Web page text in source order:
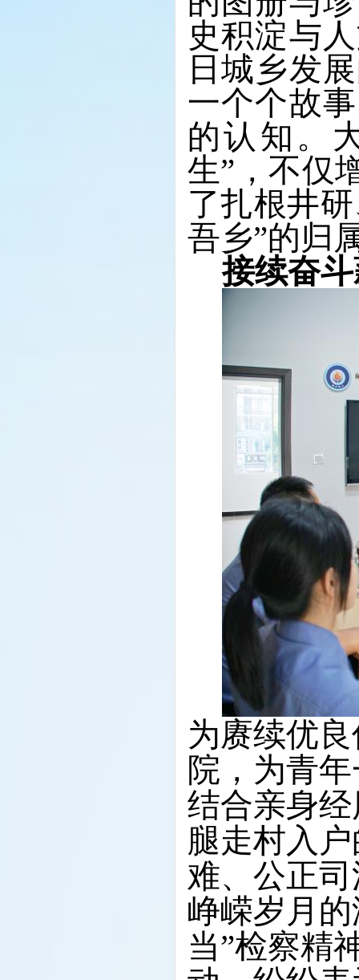
史积淀与
日城乡发
一个个故
的认知。
生”，不仅
了扎根井
吾乡”的归
接续奋
为赓续优
院，为青
结合亲身
腿走村入
难、公正
峥嵘岁月
当”检察精